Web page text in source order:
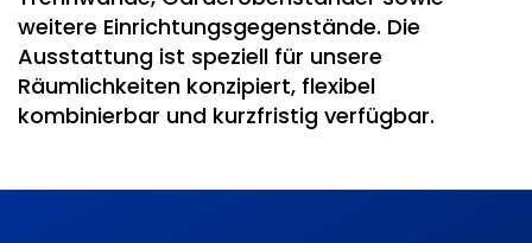
weitere Einrichtungsgegenstände. Die
Ausstattung ist speziell für unsere
Räumlichkeiten konzipiert, flexibel
kombinierbar und kurzfristig verfügbar.